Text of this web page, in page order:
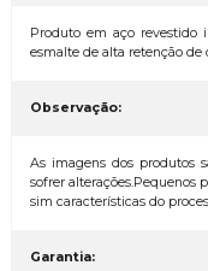
Produto em aço revestido
esmalte de alta retenção
Observação:
As imagens dos produtos
sofrer alterações.Pequenos
sim características do
Garantia: